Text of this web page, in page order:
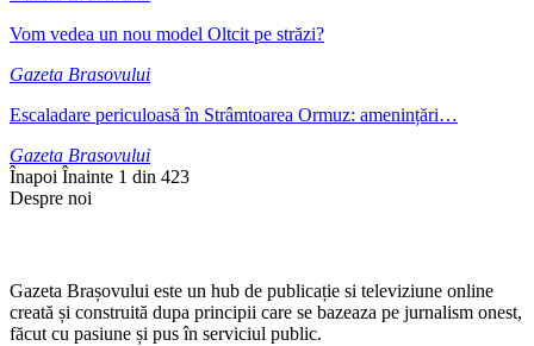
Vom vedea un nou model Oltcit pe străzi?
Gazeta Brasovului
Escaladare periculoasă în Strâmtoarea Ormuz: amenințări…
Gazeta Brasovului
Înapoi Înainte 1 din 423
Despre noi
Gazeta Brașovului este un hub de publicație si televiziune online
creată și construită dupa principii care se bazeaza pe jurnalism onest,
făcut cu pasiune și pus în serviciul public.